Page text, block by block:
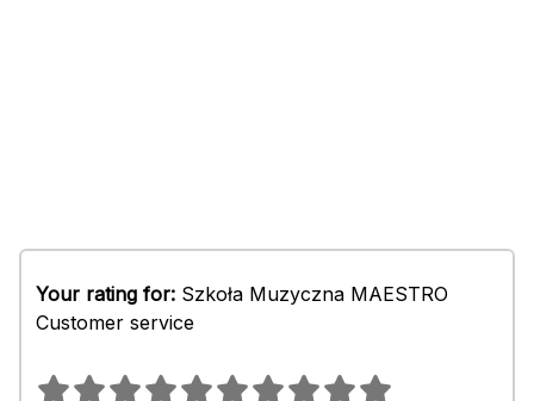
Your rating for: Szkoła Muzyczna MAESTRO
Customer service